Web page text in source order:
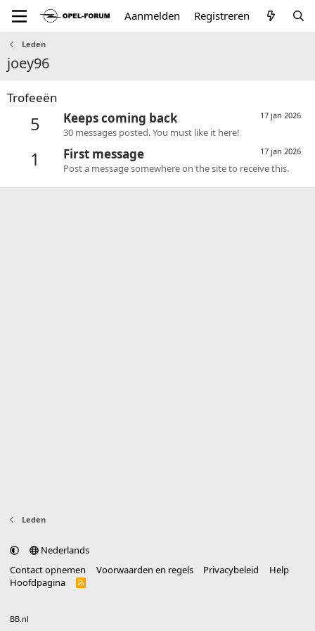
Aanmelden Registreren
Leden
joey96
Trofeeën
5 17 jan 2026
Keeps coming back
30 messages posted. You must like it here!
1 17 jan 2026
First message
Post a message somewhere on the site to receive this.
Leden
Nederlands
Contact opnemen
Voorwaarden en regels Privacybeleid
Help
Hoofdpagina
R
BB.nl